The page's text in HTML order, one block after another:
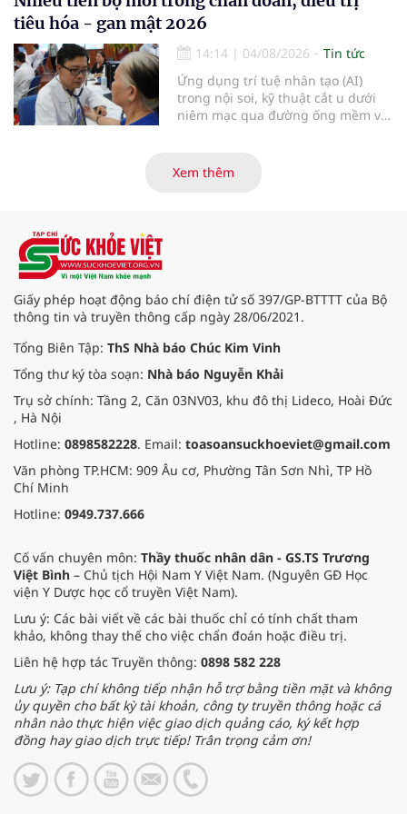
viện Bạch Mai cơ sở Ninh Bình.
tiêu hóa - gan mật 2026
14:14 | 04/08/2026
Tin tức
Ứng dụng trí tuệ nhân tạo (AI)
trong nội soi, kỹ thuật cắt u dưới
niêm mạc qua đường ống mềm và
là những nội dung trọng tâm được
báo cáo tại Hội thảo khoa học cập
Xem thêm
Giấy phép hoạt động báo chí điện tử số 397/GP-BTTTT của Bộ
thông tin và truyền thông cấp ngày 28/06/2021.
Tổng Biên Tập: ThS Nhà báo Chúc Kim Vinh
Tổng thư ký tòa soạn: Nhà báo Nguyễn Khải
Trụ sở chính: Tầng 2, Căn 03NV03, khu đô thị Lideco, Hoài Đức
, Hà Nội
Hotline: 0898582228. Email: toasoansuckhoeviet@gmail.com
Văn phòng TP.HCM: 909 Âu cơ, Phường Tân Sơn Nhì, TP Hồ
Chí Minh
Hotline: 0949.737.666
Cố vấn chuyên môn: Thầy thuốc nhân dân - GS.TS Trương
Việt Bình – Chủ tịch Hội Nam Y Việt Nam. (Nguyên GĐ Học
viện Y Dược học cổ truyền Việt Nam).
Lưu ý: Các bài viết về các bài thuốc chỉ có tính chất tham
khảo, không thay thế cho việc chẩn đoán hoặc điều trị.
Liên hệ hợp tác Truyền thông: 0898 582 228
Lưu ý: Tạp chí không tiếp nhận hỗ trợ bằng tiền mặt và không
ủy quyền cho bất kỳ tài khoản, công ty truyền thông hoặc cá
nhân nào thực hiện việc giao dịch quảng cáo, ký kết hợp
đồng hay giao dịch trực tiếp! Trân trọng cảm ơn!